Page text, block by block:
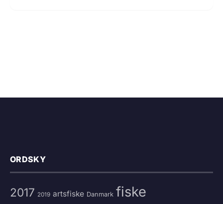
ORDSKY
2017 2019 artsfiske Danmark fiske